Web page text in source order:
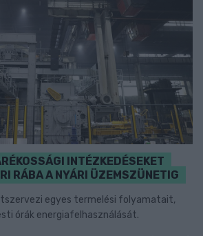
INTÉZKEDÉSEKET
RÁBA A NYÁRI ÜZEMSZÜNETIG
egyes termelési folyamatait,
órák energiafelhasználását.